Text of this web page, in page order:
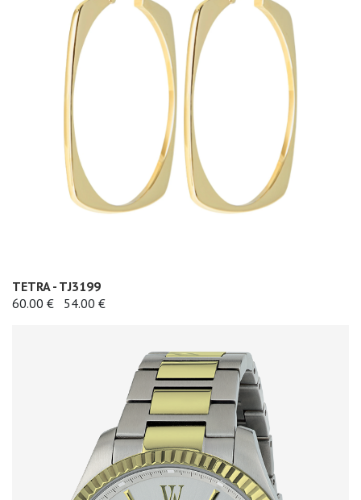
TETRA - TJ3199
60.00 €
54.00 €